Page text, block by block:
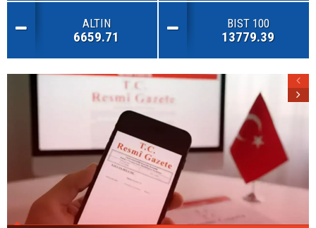
ALTIN
6659.71
BIST 100
13779.39